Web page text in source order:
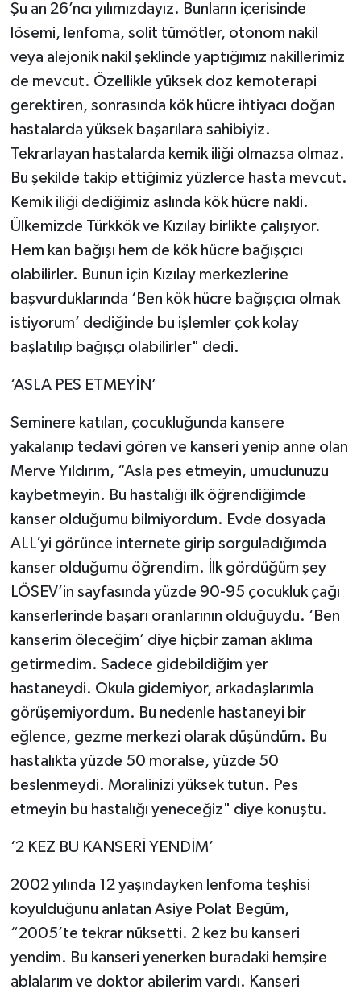
Şu an 26’ncı yılımızdayız. Bunların içerisinde
lösemi, lenfoma, solit tümötler, otonom nakil
veya alejonik nakil şeklinde yaptığımız nakillerimiz
de mevcut. Özellikle yüksek doz kemoterapi
gerektiren, sonrasında kök hücre ihtiyacı doğan
hastalarda yüksek başarılara sahibiyiz.
Tekrarlayan hastalarda kemik iliği olmazsa olmaz.
Bu şekilde takip ettiğimiz yüzlerce hasta mevcut.
Kemik iliği dediğimiz aslında kök hücre nakli.
Ülkemizde Türkkök ve Kızılay birlikte çalışıyor.
Hem kan bağışı hem de kök hücre bağışçıcı
olabilirler. Bunun için Kızılay merkezlerine
başvurduklarında ‘Ben kök hücre bağışçıcı olmak
istiyorum’ dediğinde bu işlemler çok kolay
başlatılıp bağışçı olabilirler" dedi.
‘ASLA PES ETMEYİN’
Seminere katılan, çocukluğunda kansere
yakalanıp tedavi gören ve kanseri yenip anne olan
Merve Yıldırım, “Asla pes etmeyin, umudunuzu
kaybetmeyin. Bu hastalığı ilk öğrendiğimde
kanser olduğumu bilmiyordum. Evde dosyada
ALL’yi görünce internete girip sorguladığımda
kanser olduğumu öğrendim. İlk gördüğüm şey
LÖSEV’in sayfasında yüzde 90-95 çocukluk çağı
kanserlerinde başarı oranlarının olduğuydu. ‘Ben
kanserim öleceğim’ diye hiçbir zaman aklıma
getirmedim. Sadece gidebildiğim yer
hastaneydi. Okula gidemiyor, arkadaşlarımla
görüşemiyordum. Bu nedenle hastaneyi bir
eğlence, gezme merkezi olarak düşündüm. Bu
hastalıkta yüzde 50 moralse, yüzde 50
beslenmeydi. Moralinizi yüksek tutun. Pes
etmeyin bu hastalığı yeneceğiz" diye konuştu.
‘2 KEZ BU KANSERİ YENDİM’
2002 yılında 12 yaşındayken lenfoma teşhisi
koyulduğunu anlatan Asiye Polat Begüm,
“2005’te tekrar nüksetti. 2 kez bu kanseri
yendim. Bu kanseri yenerken buradaki hemşire
ablalarım ve doktor abilerim vardı. Kanseri